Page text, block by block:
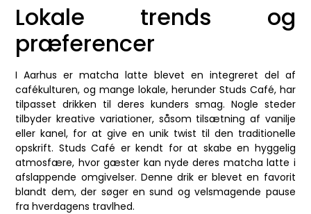
Lokale trends og
præferencer
I Aarhus er matcha latte blevet en integreret del af
cafékulturen, og mange lokale, herunder Studs Café, har
tilpasset drikken til deres kunders smag. Nogle steder
tilbyder kreative variationer, såsom tilsætning af vanilje
eller kanel, for at give en unik twist til den traditionelle
opskrift. Studs Café er kendt for at skabe en hyggelig
atmosfære, hvor gæster kan nyde deres matcha latte i
afslappende omgivelser. Denne drik er blevet en favorit
blandt dem, der søger en sund og velsmagende pause
fra hverdagens travlhed.